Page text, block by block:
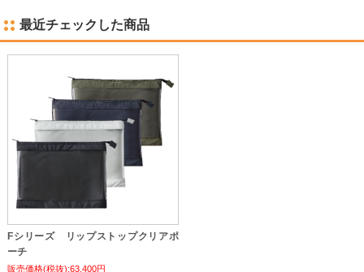
最近チェックした商品
Fシリーズ リップストップクリアポ
ーチ
販売価格(税抜):63,400円